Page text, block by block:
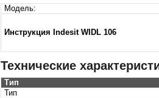
Модель:
Инструкция Indesit WIDL 106
Технические
Тип
Тип